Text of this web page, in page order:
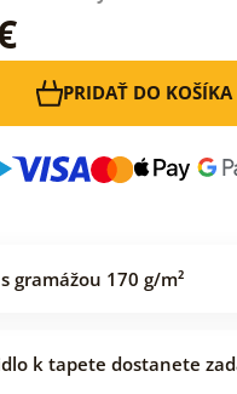
PRIDAŤ DO KOŠÍKA
gramážou 170 g/m²
k tapete dostanete